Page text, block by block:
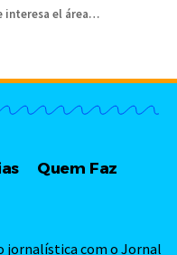
interesa el área…
Quem Faz
jornalística com o Jornal